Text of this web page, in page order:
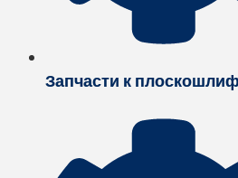
Запчасти к